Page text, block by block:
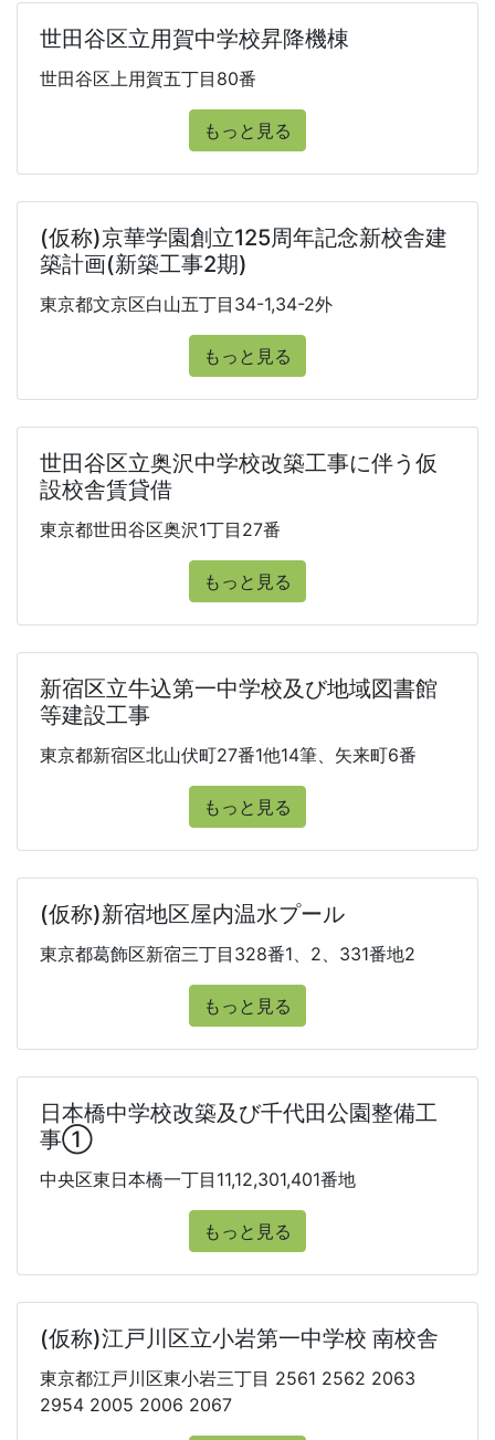
世田谷区立用賀中学校昇降機棟
世田谷区上用賀五丁目80番
もっと見る
(仮称)京華学園創立125周年記念新校舎建
築計画(新築工事2期)
東京都文京区白山五丁目34-1,34-2外
もっと見る
世田谷区立奥沢中学校改築工事に伴う仮
設校舎賃貸借
東京都世田谷区奥沢1丁目27番
もっと見る
新宿区立牛込第一中学校及び地域図書館
等建設工事
東京都新宿区北山伏町27番1他14筆、矢来町6番
もっと見る
(仮称)新宿地区屋内温水プール
東京都葛飾区新宿三丁目328番1、2、331番地2
もっと見る
日本橋中学校改築及び千代田公園整備工
事①
中央区東日本橋一丁目11,12,301,401番地
もっと見る
(仮称)江戸川区立小岩第一中学校 南校舎
東京都江戸川区東小岩三丁目 2561 2562 2063
2954 2005 2006 2067